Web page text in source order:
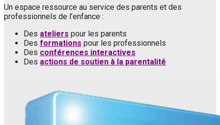
Un espace ressource au service des parents et des
professionnels de l’enfance :
Des ateliers pour les parents
Des formations pour les professionnels
Des conférences interactives
Des actions de soutien à la parentalité